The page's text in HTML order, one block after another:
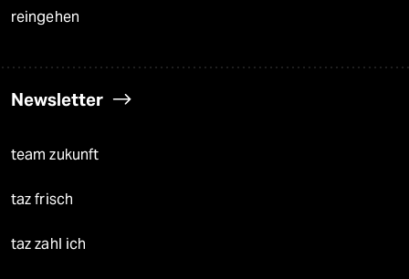
reingehen
Newsletter
team zukunft
taz frisch
taz zahl ich